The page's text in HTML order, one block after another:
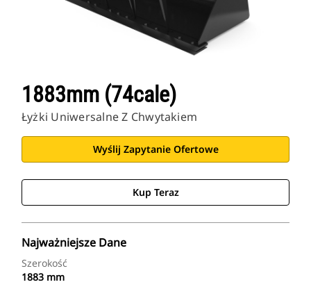
1883mm (74cale)
Łyżki Uniwersalne Z Chwytakiem
Wyślij Zapytanie Ofertowe
Kup Teraz
Najważniejsze Dane
Szerokość
1883 mm